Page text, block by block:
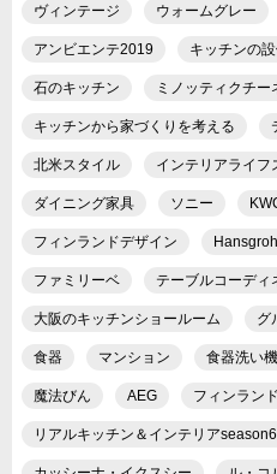
ヴィンテージ ウォームグレー
アンビエンテ2019 キッチンの
石のキッチン ミノッティクチー
キッチンから家づくりを考える
北米スタイル インテリアライフ
ダイニング家具 ソニー
フィンランドデザイン
ファミリーベ テーブルコーディ
大阪のキッチンショールーム グ
食器 マンション 食器洗い
魔法びん AEG フィンランド
リアルキッチン＆インテリアseason6